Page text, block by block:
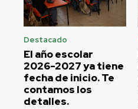
Destacado
El año escolar
2026-2027 ya tiene
fecha de inicio. Te
contamos los
detalles.